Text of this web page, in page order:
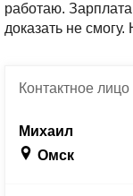
работаю.
доказать не
Контактноелицо
Михаил
Омск